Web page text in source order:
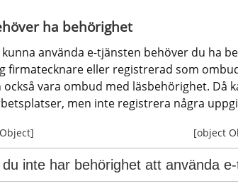
ha behörighet
använda e-tjänsten behöver du ha
firmatecknare eller registrerad som
också vara ombud med läsbehörighet. Då
men inte registrera några
[object
inte har behörighet att använda